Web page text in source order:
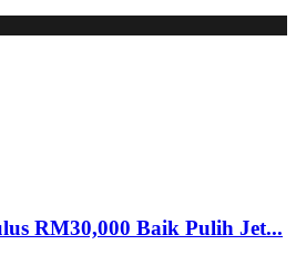
RM30,000 Baik Pulih Jet...